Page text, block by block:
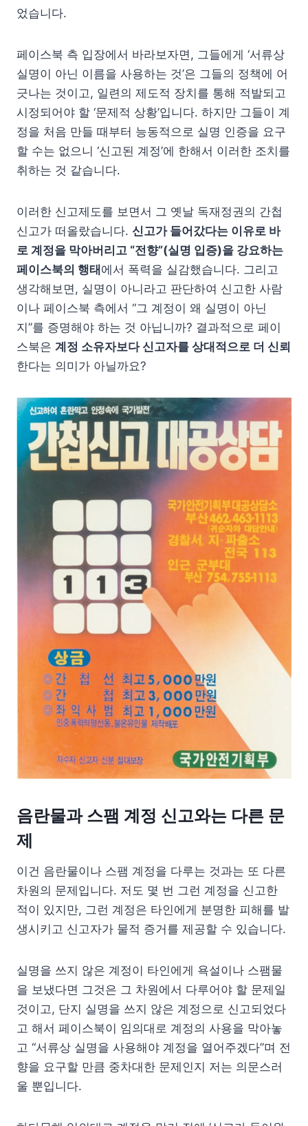
었습니다.
페이스북 측 입장에서 바라보자면, 그들에게 ‘서류상
실명이 아닌 이름을 사용하는 것’은 그들의 정책에 어
긋나는 것이고, 일련의 제도적 장치를 통해 적발되고
시정되어야 할 ‘문제적 상황’입니다. 하지만 그들이 계
정을 처음 만들 때부터 능동적으로 실명 인증을 요구
할 수는 없으니 ‘신고된 계정’에 한해서 이러한 조치를
취하는 것 같습니다.
이러한 신고제도를 보면서 그 옛날 독재정권의 간첩
신고가 떠올랐습니다. 신고가 들어갔다는 이유로 바
로 계정을 막아버리고 “전향”(실명 입증)을 강요하는
페이스북의 행태에서 폭력을 실감했습니다. 그리고
생각해보면, 실명이 아니라고 판단하여 신고한 사람
이나 페이스북 측에서 “그 계정이 왜 실명이 아닌
지”를 증명해야 하는 것 아닙니까? 결과적으로 페이
스북은 계정 소유자보다 신고자를 상대적으로 더 신뢰
한다는 의미가 아닐까요?
음란물과 스팸 계정 신고와는 다른 문
제
이건 음란물이나 스팸 계정을 다루는 것과는 또 다른
차원의 문제입니다. 저도 몇 번 그런 계정을 신고한
적이 있지만, 그런 계정은 타인에게 분명한 피해를 발
생시키고 신고자가 물적 증거를 제공할 수 있습니다.
실명을 쓰지 않은 계정이 타인에게 욕설이나 스팸물
을 보냈다면 그것은 그 차원에서 다루어야 할 문제일
것이고, 단지 실명을 쓰지 않은 계정으로 신고되었다
고 해서 페이스북이 임의대로 계정의 사용을 막아놓
고 “서류상 실명을 사용해야 계정을 열어주겠다”며 전
향을 요구할 만큼 중차대한 문제인지 저는 의문스러
울 뿐입니다.